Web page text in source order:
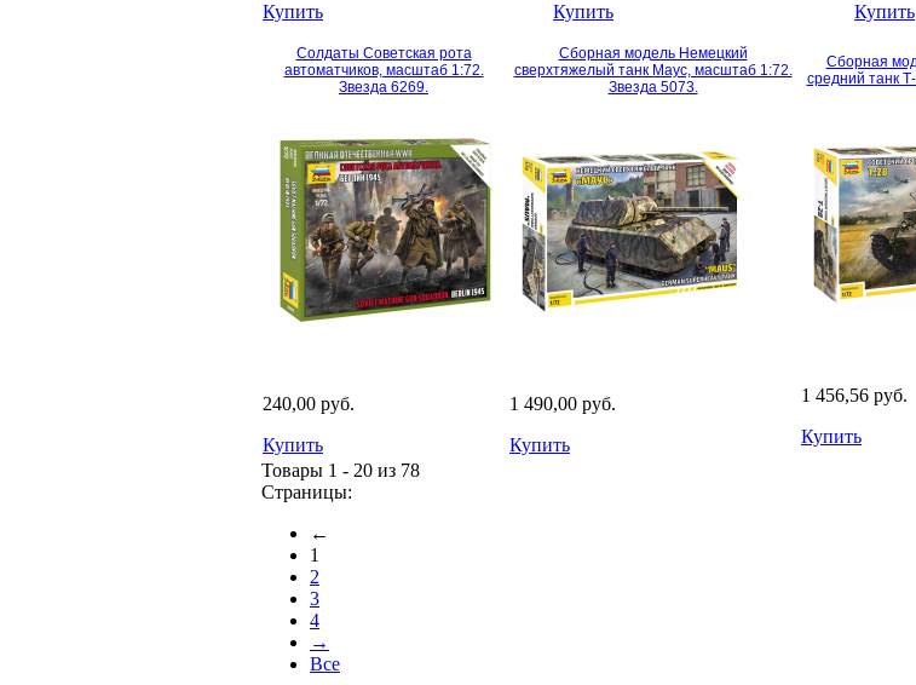
Купить
Купить
Купить
Солдаты Советская рота
автоматчиков, масштаб 1:72.
Звезда 6269.
240,00 руб.
Купить
Сборная модель Немецкий
сверхтяжелый танк Маус, масштаб 1:72.
Звезда 5073.
1 490,00 руб.
Купить
Сборная
средний танк
1 456,56 руб.
Купить
Товары 1 - 20 из 78
Страницы:
←
1
2
3
4
→
Все